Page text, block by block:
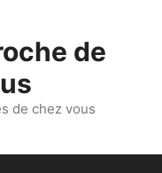
de
de chez vous